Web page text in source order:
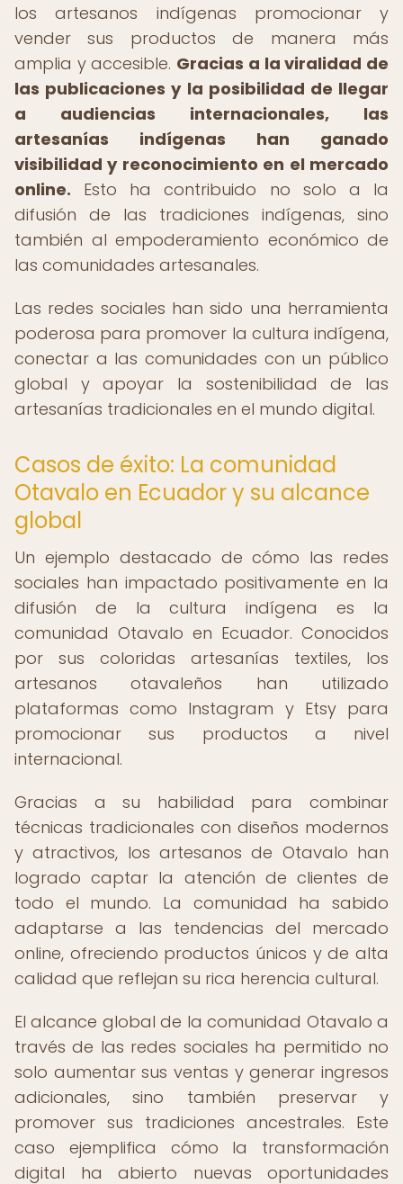
los artesanos indígenas promocionar y
vender sus productos de manera más
amplia y accesible. Gracias a la viralidad de
las publicaciones y la posibilidad de llegar
a audiencias internacionales, las
artesanías indígenas han ganado
visibilidad y reconocimiento en el mercado
online. Esto ha contribuido no solo a la
difusión de las tradiciones indígenas, sino
también al empoderamiento económico de
las comunidades artesanales.
Las redes sociales han sido una herramienta
poderosa para promover la cultura indígena,
conectar a las comunidades con un público
global y apoyar la sostenibilidad de las
artesanías tradicionales en el mundo digital.
Casos de éxito: La comunidad
Otavalo en Ecuador y su alcance
global
Un ejemplo destacado de cómo las redes
sociales han impactado positivamente en la
difusión de la cultura indígena es la
comunidad Otavalo en Ecuador. Conocidos
por sus coloridas artesanías textiles, los
artesanos otavaleños han utilizado
plataformas como Instagram y Etsy para
promocionar sus productos a nivel
internacional.
Gracias a su habilidad para combinar
técnicas tradicionales con diseños modernos
y atractivos, los artesanos de Otavalo han
logrado captar la atención de clientes de
todo el mundo. La comunidad ha sabido
adaptarse a las tendencias del mercado
online, ofreciendo productos únicos y de alta
calidad que reflejan su rica herencia cultural.
El alcance global de la comunidad Otavalo a
través de las redes sociales ha permitido no
solo aumentar sus ventas y generar ingresos
adicionales, sino también preservar y
promover sus tradiciones ancestrales. Este
caso ejemplifica cómo la transformación
digital ha abierto nuevas oportunidades